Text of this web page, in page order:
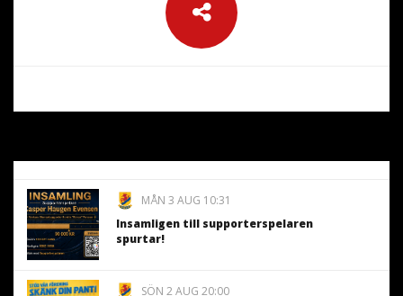
MÅN 3 AUG 10:31
Insamligen till supporterspelaren
spurtar!
SÖN 2 AUG 20:00